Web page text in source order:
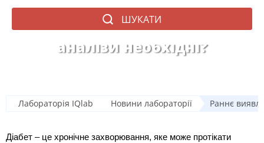
ШУКАТИ
Раннє виявлення діабету: які
аналізи необхідні?
Лабораторія IQlab Новини лабораторії Раннє
Діабет – це хронічне захворювання, яке може протікати